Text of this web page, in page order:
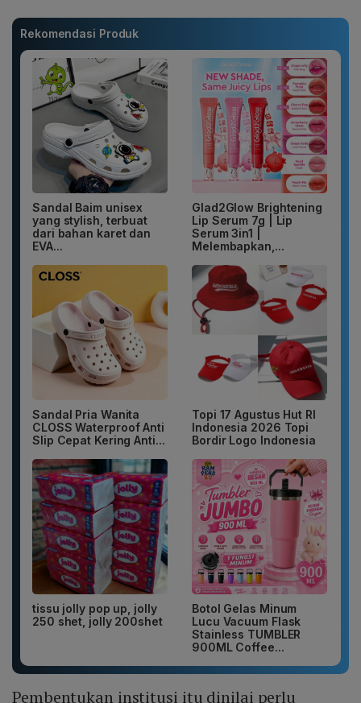
Rekomendasi Produk
Sandal Baim unisex
yang stylish, terbuat
dari bahan karet dan
EVA...
Glad2Glow Brightening
Lip Serum 7g | Lip
Serum 3in1 |
Melembapkan,...
Sandal Pria Wanita
CLOSS Waterproof Anti
Slip Cepat Kering Anti...
Topi 17 Agustus Hut RI
Indonesia 2026 Topi
Bordir Logo Indonesia
tissu jolly pop up, jolly
250 shet, jolly 200shet
Botol Gelas Minum
Lucu Vacuum Flask
Stainless TUMBLER
900ML Coffee...
Pembentukan institusi itu dinilai perlu